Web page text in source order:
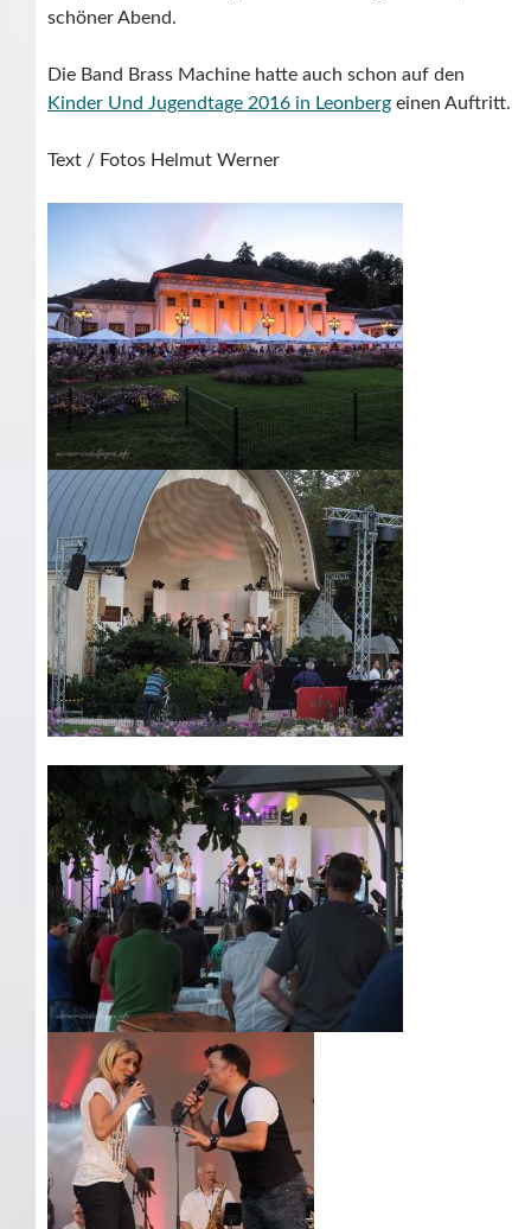
schöner Abend.
Die Band Brass Machine hatte auch schon auf den
Kinder Und Jugendtage 2016 in Leonberg einen Auftritt.
Text / Fotos Helmut Werner